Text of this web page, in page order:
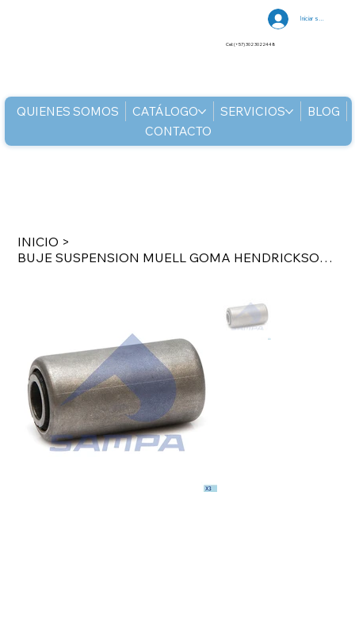
QUIENES SOMOS CATÁLOGO SERVICIOS
BLOG
CONTACTO
Iniciar sesión
Cel: (+57) 302 3022448
INICIO >
BUJE SUSPENSION MUELL GOMA HENDRICKSON TRAILER 52710000 MR6